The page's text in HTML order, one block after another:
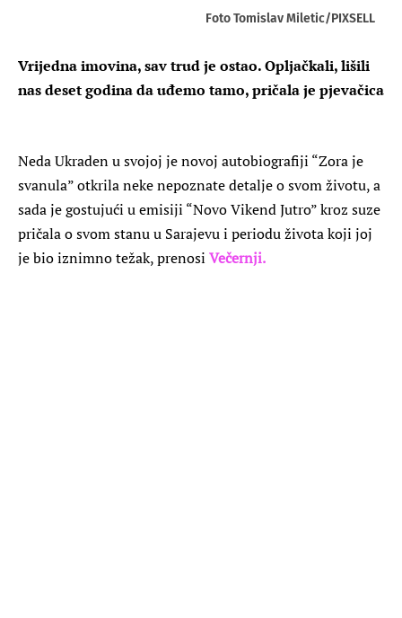
Foto Tomislav Miletic/PIXSELL
Vrijedna imovina, sav trud je ostao. Opljačkali, lišili
nas deset godina da uđemo tamo, pričala je pjevačica
Neda Ukraden u svojoj je novoj autobiografiji “Zora je
svanula” otkrila neke nepoznate detalje o svom životu, a
sada je gostujući u emisiji “Novo Vikend Jutro” kroz suze
pričala o svom stanu u Sarajevu i periodu života koji joj
je bio iznimno težak, prenosi Večernji.